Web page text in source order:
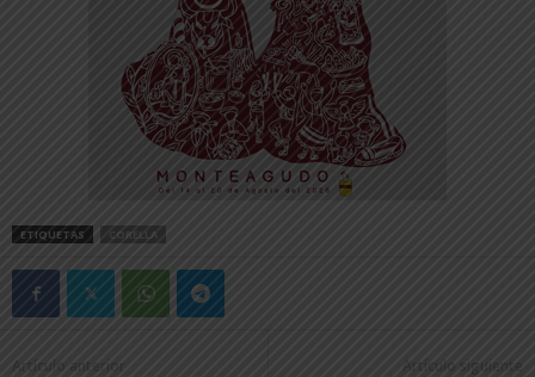
ETIQUETAS CORELLA
Artículo anterior Artículo siguiente